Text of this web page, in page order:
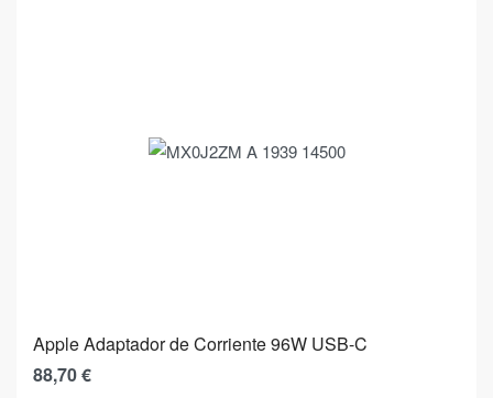
Apple Adaptador de Corriente 96W USB-C
88,70€